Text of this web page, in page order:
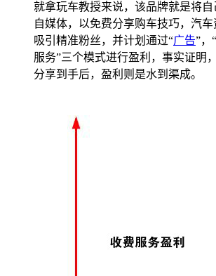
就拿玩车教授来说，该品牌就是将
自媒体，以免费分享购车技巧，汽
吸引精准粉丝，并计划通过“广告”，
服务”三个模式进行盈利，事实证明
分享到手后，盈利则是水到渠成。